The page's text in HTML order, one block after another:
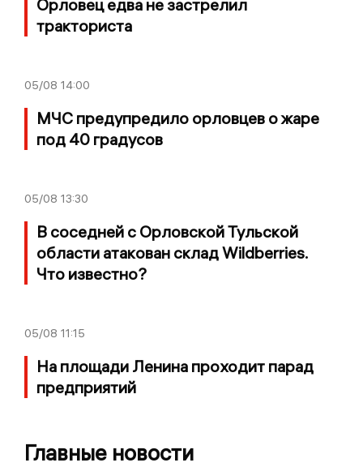
Орловец едва не застрелил
тракториста
05/08 14:00
МЧС предупредило орловцев о жаре
под 40 градусов
05/08 13:30
В соседней с Орловской Тульской
области атакован склад Wildberries.
Что известно?
05/08 11:15
На площади Ленина проходит парад
предприятий
Главные новости